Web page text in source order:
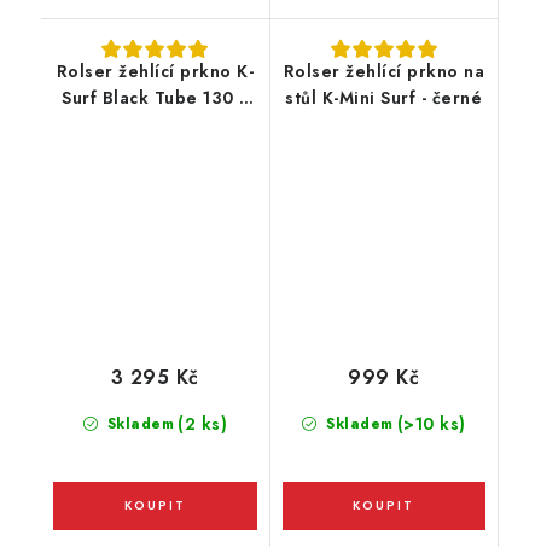
Rolser žehlící prkno K-
Surf Black Tube 130 x
Skladem (2 ks)
3 295 Kč
Rolser žehlící prkno na
stůl K-Mini Surf - černé
Skladem (>10 ks)
999 Kč